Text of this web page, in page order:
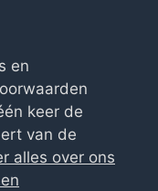
en
keer de
van de
alles over ons